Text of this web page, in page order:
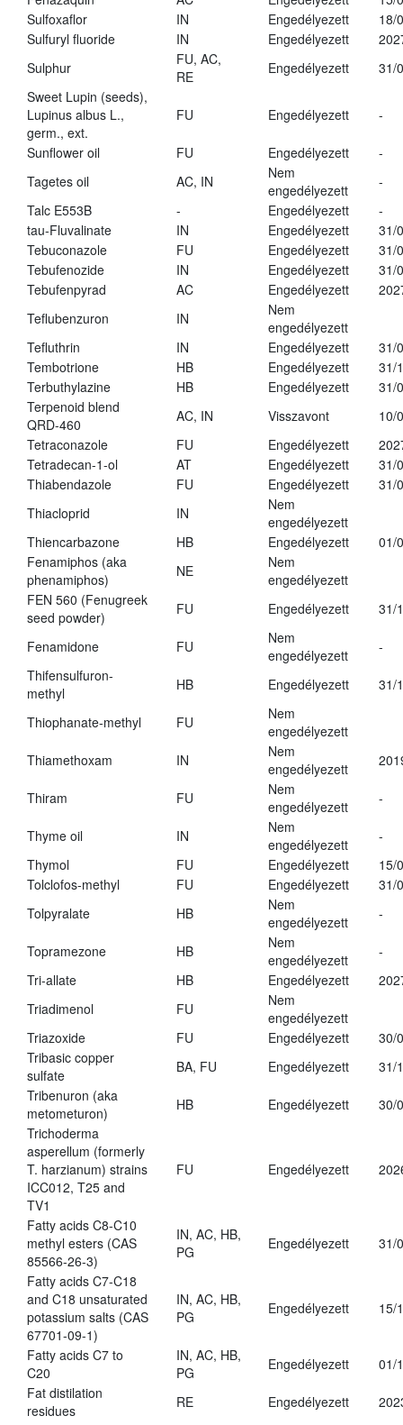
Sulfoxaflor
IN Engedélyezett
18/
Sulfuryl fluoride
IN Engedélyezett
Sulphur
FU, AC,
RE
Engedélyezett
31/
Sweet Lupin (seeds),
Lupinus albus L.,
germ., ext.
FU Engedélyezett -
Sunflower oil FU Engedélyezett
-
Tagetes oil
AC, IN
Nem
engedélyezett
-
Talc E553B
- Engedélyezett
-
tau-Fluvalinate
IN Engedélyezett
31/
Tebuconazole
FU Engedélyezett
31/
Tebufenozide
IN Engedélyezett
31/
Tebufenpyrad
AC Engedélyezett
Teflubenzuron
IN
Nem
engedélyezett
Tefluthrin
IN Engedélyezett
31/
Tembotrione
HB Engedélyezett
31/
Terbuthylazine
HB Engedélyezett
31/
Terpenoid blend
QRD-460
AC, IN Visszavont
10/
Tetraconazole
FU Engedélyezett
Tetradecan-1-ol
AT Engedélyezett
31/
Thiabendazole
FU Engedélyezett
31/
Thiacloprid
IN
Nem
engedélyezett
Thiencarbazone
HB Engedélyezett
01/
Fenamiphos (aka
phenamiphos)
NE
Nem
engedélyezett
FEN 560 (Fenugreek
seed powder)
FU Engedélyezett 31/
Fenamidone FU
Nem
engedélyezett
-
Thifensulfuron-
methyl
HB Engedélyezett 31/
Thiophanate-methyl FU
Nem
engedélyezett
Thiamethoxam
IN
Nem
engedélyezett
Thiram FU
Nem
engedélyezett
-
Thyme oil IN
Nem
engedélyezett
-
Thymol
FU Engedélyezett
15/
Tolclofos-methyl
FU Engedélyezett
31/
Tolpyralate
HB
Nem
engedélyezett
-
Topramezone HB
Nem
engedélyezett
-
Tri-allate
HB Engedélyezett
Triadimenol
FU
Nem
engedélyezett
Triazoxide
FU Engedélyezett
30/
Tribasic copper
sulfate
BA, FU Engedélyezett
31/
Tribenuron (aka
metometuron)
HB Engedélyezett
30/
Trichoderma
asperellum (formerly
T. harzianum) strains
ICC012, T25 and
TV1
FU Engedélyezett
Fatty acids C8-C10
methyl esters (CAS
85566-26-3)
IN, AC, HB,
PG
Engedélyezett 31/
Fatty acids C7-C18
and C18 unsaturated
potassium salts (CAS
67701-09-1)
IN, AC, HB,
PG
Engedélyezett 15/
Fatty acids C7 to
C20
IN, AC, HB,
PG
Engedélyezett
01/
Fat distilation
residues
RE Engedélyezett